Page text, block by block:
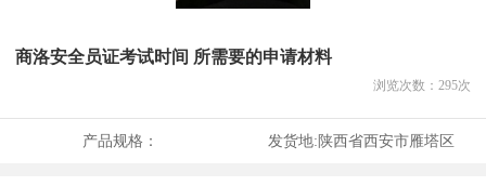
商洛安全员证考试时间 所需要的申请材料
浏览次数： 295次
产品规格： 发货地:陕西省西安市雁塔区